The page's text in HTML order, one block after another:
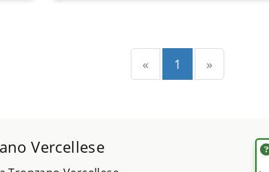
« Precedente
1 (current)
»
Vercellese